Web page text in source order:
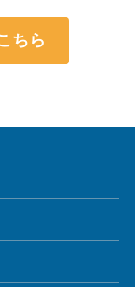
ちら